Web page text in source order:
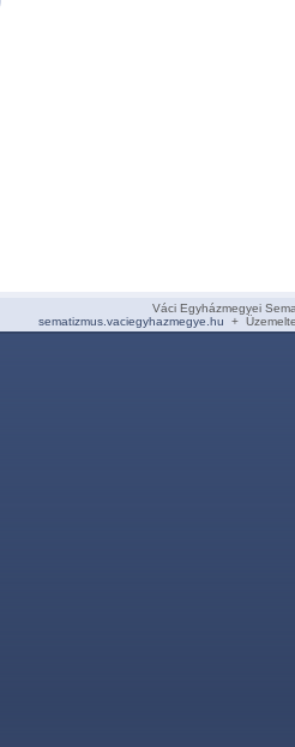
Váci Egyházmegyei
sematizmus.vaciegyhazmegye.hu +